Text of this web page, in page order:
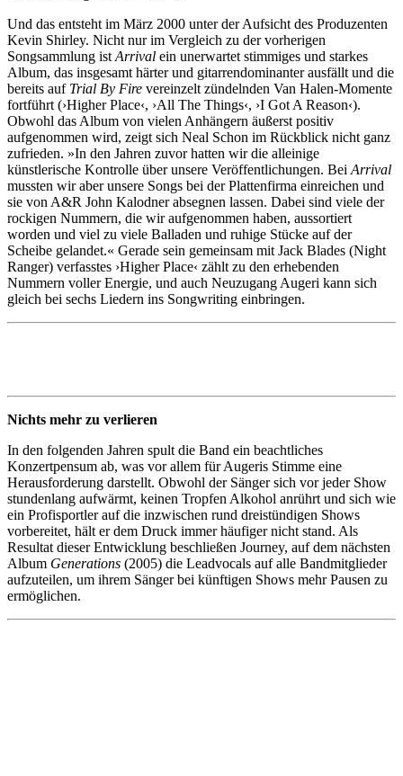
Und das entsteht im März 2000 unter der Aufsicht des Produzenten
Kevin Shirley. Nicht nur im Vergleich zu der vorherigen
Songsammlung ist Arrival ein unerwartet stimmiges und starkes
Album, das insgesamt härter und gitarrendominanter ausfällt und die
bereits auf Trial By Fire vereinzelt zündelnden Van Halen-Momente
fortführt (›Higher Place‹, ›All The Things‹, ›I Got A Reason‹).
Obwohl das Album von vielen Anhängern äußerst positiv
aufgenommen wird, zeigt sich Neal Schon im Rückblick nicht ganz
zufrieden. »In den Jahren zuvor hatten wir die alleinige
künstlerische Kontrolle über unsere Veröffentlichungen. Bei Arrival
mussten wir aber unsere Songs bei der Plattenfirma einreichen und
sie von A&R John Kalodner absegnen lassen. Dabei sind viele der
rockigen Nummern, die wir aufgenommen haben, aussortiert
worden und viel zu viele Balladen und ruhige Stücke auf der
Scheibe gelandet.« Gerade sein gemeinsam mit Jack Blades (Night
Ranger) verfasstes ›Higher Place‹ zählt zu den erhebenden
Nummern voller Energie, und auch Neuzugang Augeri kann sich
gleich bei sechs Liedern ins Songwriting einbringen.
Nichts mehr zu verlieren
In den folgenden Jahren spult die Band ein beachtliches
Konzertpensum ab, was vor allem für Augeris Stimme eine
Herausforderung darstellt. Obwohl der Sänger sich vor jeder Show
stundenlang aufwärmt, keinen Tropfen Alkohol anrührt und sich wie
ein Profisportler auf die inzwischen rund dreistündigen Shows
vorbereitet, hält er dem Druck immer häufiger nicht stand. Als
Resultat dieser Entwicklung beschließen Journey, auf dem nächsten
Album Generations (2005) die Leadvocals auf alle Bandmitglieder
aufzuteilen, um ihrem Sänger bei künftigen Shows mehr Pausen zu
ermöglichen.